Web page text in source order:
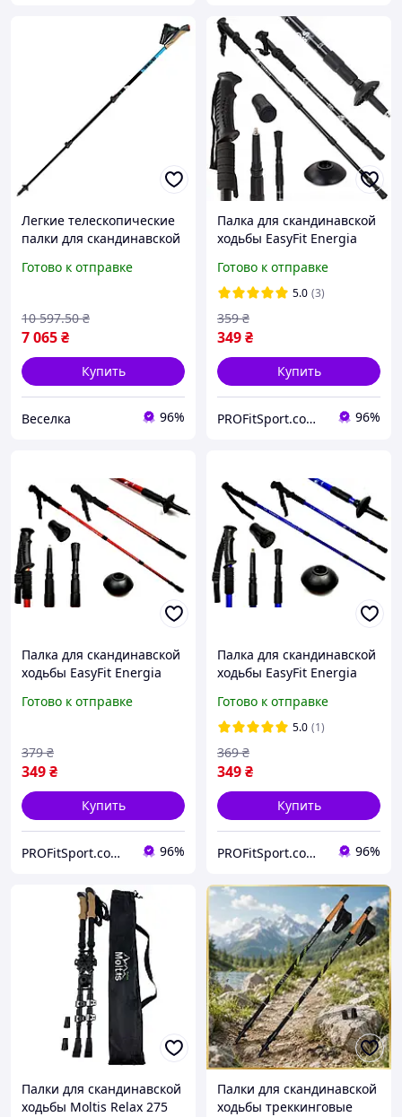
Легкие телескопические
палки для скандинавской
эргономичной рукояткой
Готово к отправке
7 065₴
10 597.50 ₴
Купить
Веселка 96%
Палка для скандинавской
ходьбы EasyFit Energia
Готово к отправке
5.0 (3)
349₴
359 ₴
Купить
PROFitSport.com.ua - Интернет-магазин спортинвентаря 96%
Палка для скандинавской
ходьбы EasyFit Energia
Готово к отправке
349₴
379 ₴
Купить
PROFitSport.com.ua - Интернет-магазин спортинвентаря 96%
Палка для скандинавской
ходьбы EasyFit Energia
Готово к отправке
5.0 (1)
349₴
369 ₴
Купить
PROFitSport.com.ua - Интернет-магазин спортинвентаря 96%
Палки для скандинавской
ходьбы Moltis Relax 275
Палки для скандинавской
ходьбы треккинговые